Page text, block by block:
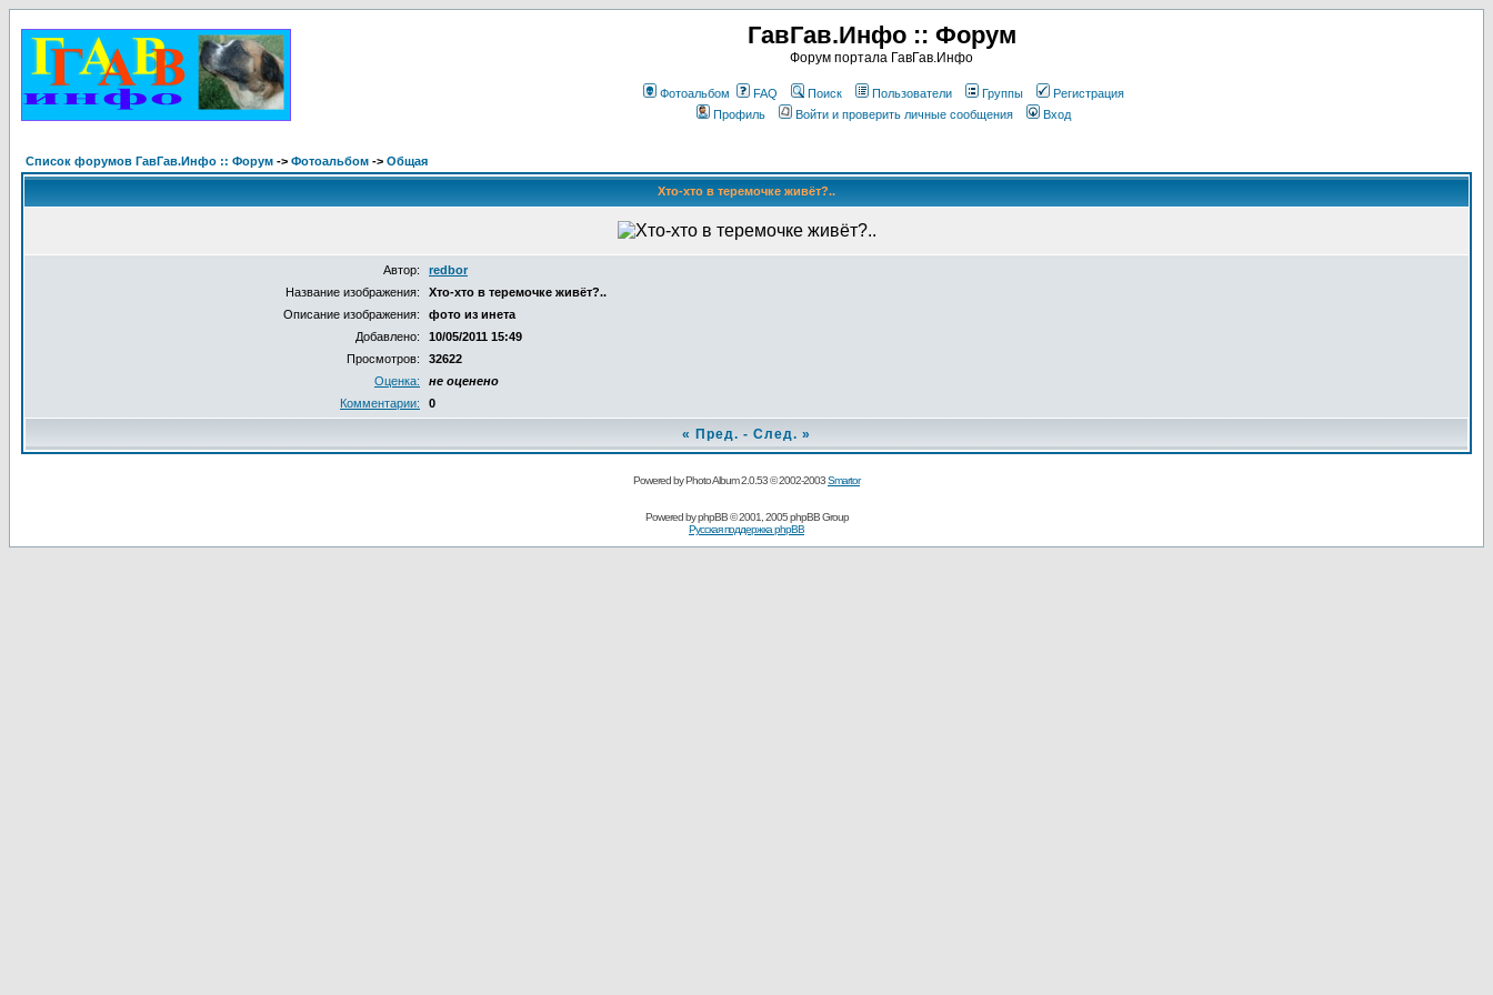
ГавГав.Инфо :: Форум
Форум портала ГавГав.Инфо
Фотоальбом FAQ Поиск Пользователи Группы
Регистрация
Профиль
Войти и проверить личные сообщения Вход
Список форумов ГавГав.Инфо :: Форум -> Фотоальбом -> Общая
Хто-хто в теремочке живёт?..
Автор:
redbor
Название изображения:
Хто-хто в теремочке живёт?..
Описание изображения:
фото из инета
Добавлено:
10/05/2011 15:49
Просмотров:
32622
Оценка:
не оценено
Комментарии:
0
« Пред. - След. »
Powered by Photo Album 2.0.53 © 2002-2003Smartor
Powered byphpBB© 2001, 2005 phpBB Group
Русская поддержка phpBB